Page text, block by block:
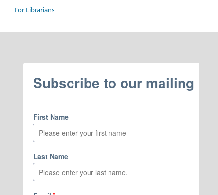
For Librarians